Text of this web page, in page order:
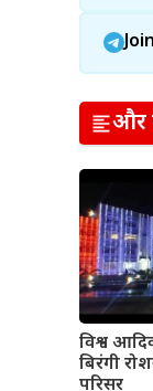
और
विश्व
बिरंगी